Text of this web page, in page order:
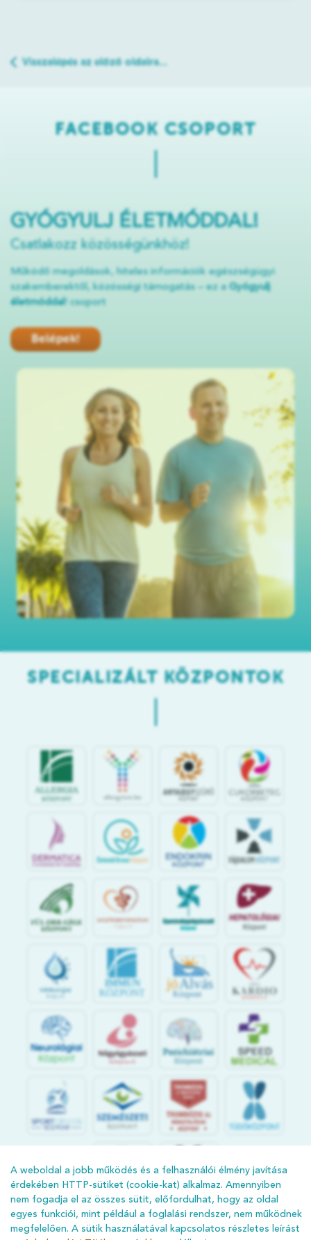
Visszalépés az előző oldalra...
FACEBOOK CSOPORT
GYÓGYULJ ÉLETMÓDDAL!
Csatlakozz közösségünkhöz!
Működő megoldások, hiteles információk egészségügyi
szakemberektől, közösségi támogatás – ez a Gyógyulj
életmóddal! csoport
Belépek!
SPECIALIZÁLT KÖZPONTOK
IMMUN
KÖZPONT
jóAlvás
Központ
SPOR
A weboldal a jobb működés és a felhasználói élmény javítása
érdekében HTTP-sütiket (cookie-kat) alkalmaz. Amennyiben
nem fogadja el az összes sütit, előfordulhat, hogy az oldal
egyes funkciói, mint például a foglalási rendszer, nem működnek
megfelelően. A sütik használatával kapcsolatos részletes leírást